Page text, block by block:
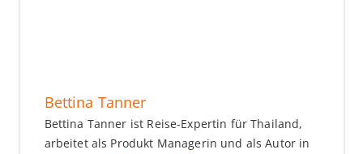
Bettina Tanner
Bettina Tanner ist Reise-Expertin für Thailand,
arbeitet als Produkt Managerin und als Autor in